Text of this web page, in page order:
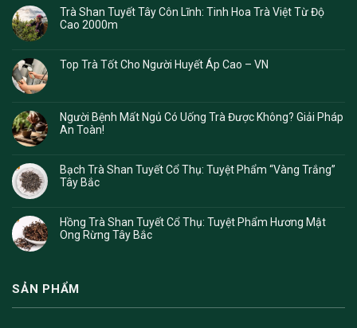
Trà Shan Tuyết Tây Côn Lĩnh: Tinh Hoa Trà Việt Từ Độ
Cao 2000m
Top Trà Tốt Cho Người Huyết Áp Cao – VN
Người Bệnh Mất Ngủ Có Uống Trà Được Không? Giải Pháp
An Toàn!
Bạch Trà Shan Tuyết Cổ Thụ: Tuyệt Phẩm “Vàng Trắng”
Tây Bắc
Hồng Trà Shan Tuyết Cổ Thụ: Tuyệt Phẩm Hương Mật
Ong Rừng Tây Bắc
SẢN PHẨM